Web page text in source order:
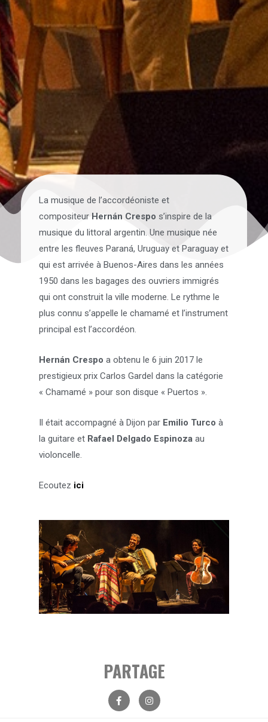
La musique de l’accordéoniste et
compositeur Hernán Crespo s’inspire de la
musique du littoral argentin. Une musique née
entre les fleuves Paraná, Uruguay et Paraguay et
qui est arrivée à Buenos-Aires dans les années
1950 dans les bagages des ouvriers immigrés
qui ont construit la ville moderne. Le rythme le
plus connu s’appelle le chamamé et l’instrument
principal est l’accordéon.
Hernán Crespo a obtenu le 6 juin 2017 le
prestigieux prix Carlos Gardel dans la catégorie
« Chamamé » pour son disque « Puertos ».
Il était accompagné à Dijon par Emilio Turco à
la guitare et Rafael Delgado Espinoza au
violoncelle.
Ecoutez ici
PARTAGE